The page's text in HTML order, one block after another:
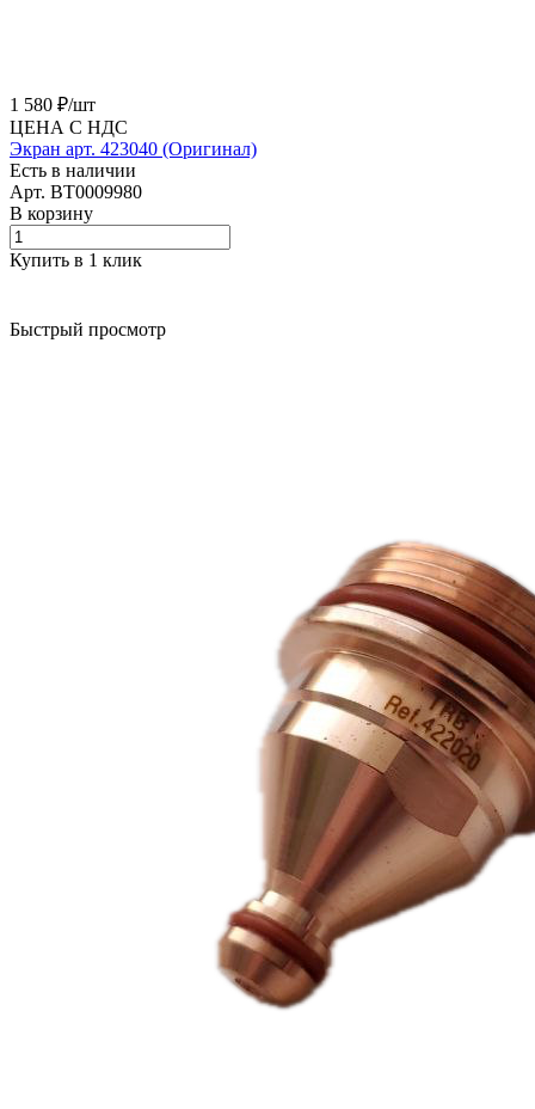
1 580 ₽/шт
ЦЕНА С НДС
Экран арт. 423040 (Оригинал)
Есть в наличии
Арт. BT0009980
В корзину
Купить в 1 клик
Быстрый просмотр